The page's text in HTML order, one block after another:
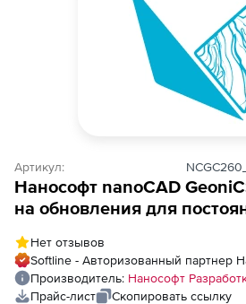
Артикул:
Нанософт nanoCAD
на обновления для
Геомодель), update
NEW
Нет отзывов
Softline - Авторизованный партнер
Производитель: Нанософт
Прайс-лист
Скопировать ссылку